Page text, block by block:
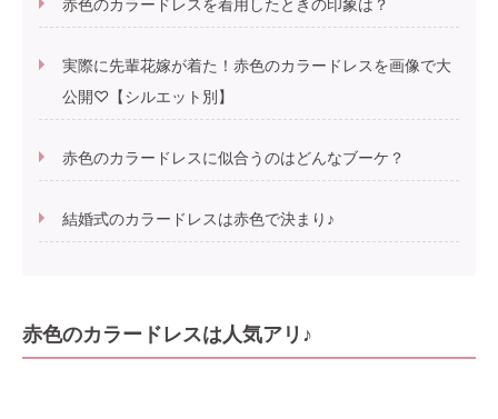
実際に先輩花嫁が着た！赤色のカラードレスを画像で大
公開♡【シルエット別】
赤色のカラードレスに似合うのはどんなブーケ？
結婚式のカラードレスは赤色で決まり♪
赤色のカラードレスは人気アリ♪